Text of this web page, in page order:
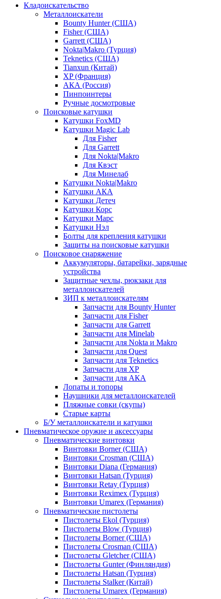
Кладоискательство
Металлоискатели
Bounty Hunter (США)
Fisher (США)
Garrett (США)
Nokta|Makro (Турция)
Teknetics (США)
Tianxun (Китай)
XP (Франция)
АКА (Россия)
Пинпоинтеры
Ручные досмотровые
Поисковые катушки
Катушки FoxMD
Катушки Magic Lab
Для Fisher
Для Garrett
Для Nokta|Makro
Для Квэст
Для Минелаб
Катушки Nokta|Makro
Катушки АКА
Катушки Детеч
Катушки Корс
Катушки Марс
Катушки Нэл
Болты для крепления катушки
Защиты на поисковые катушки
Поисковое снаряжение
Аккумуляторы, батарейки, зарядные
устройства
Защитные чехлы, рюкзаки для
металлоискателей
ЗИП к металлоискателям
Запчасти для Bounty Hunter
Запчасти для Fisher
Запчасти для Garrett
Запчасти для Minelab
Запчасти для Nokta и Makro
Запчасти для Quest
Запчасти для Teknetics
Запчасти для XP
Запчасти для АКА
Лопаты и топоры
Наушники для металлоискателей
Пляжные совки (скупы)
Старые карты
Б/У металлоискатели и катушки
Пневматическое оружие и аксессуары
Пневматические винтовки
Винтовки Borner (США)
Винтовки Crosman (США)
Винтовки Diana (Германия)
Винтовки Hatsan (Турция)
Винтовки Retay (Турция)
Винтовки Reximex (Турция)
Винтовки Umarex (Германия)
Пневматические пистолеты
Пистолеты Ekol (Турция)
Пистолеты Blow (Турция)
Пистолеты Borner (США)
Пистолеты Crosman (США)
Пистолеты Gletcher (США)
Пистолеты Gunter (Финляндия)
Пистолеты Hatsan (Турция)
Пистолеты Stalker (Китай)
Пистолеты Umarex (Германия)